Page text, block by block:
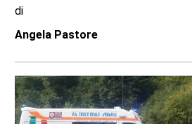
di
Angela Pastore